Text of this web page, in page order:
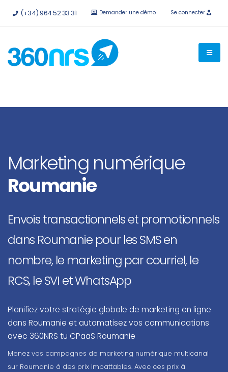
Essayez-le gratuitement sans engagementAPI et
(+34) 964 52 33 31 Demander une démo Se connecter
Marketing numérique
Roumanie
Envois transactionnels et promotionnels
dans Roumanie pour les SMS en
nombre, le marketing par courriel, le
RCS, le SVI et WhatsApp
Planifiez votre stratégie globale de marketing en ligne
dans Roumanie et automatisez vos communications
avec 360NRS tu CPaaS Roumanie
Menez vos campagnes de marketing numérique multicanal
sur Roumanie à des prix imbattables. Avec ces prix à